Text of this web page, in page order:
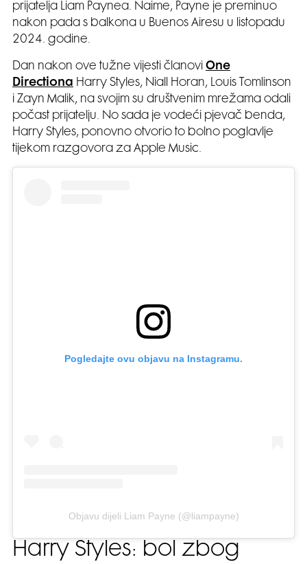
prijatelja Liam Paynea. Naime, Payne je preminuo
nakon pada s balkona u Buenos Airesu u listopadu
2024. godine.
Dan nakon ove tužne vijesti članovi One
Directiona Harry Styles, Niall Horan, Louis Tomlinson
i Zayn Malik, na svojim su društvenim mrežama odali
počast prijatelju. No sada je vodeći pjevač benda,
Harry Styles, ponovno otvorio to bolno poglavlje
tijekom razgovora za Apple Music.
Pogledajte ovu objavu na Instagramu.
Objavu dijeli Liam Payne (@liampayne)
Harry Styles: bol zbog